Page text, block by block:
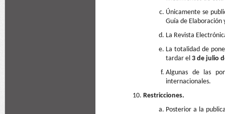
Únicamente se
Guía de Elaboración
La Revista
La totalidad de
tardar el 3 de julio
Algunas de las
internacionales.
Restricciones.
Posterior a la